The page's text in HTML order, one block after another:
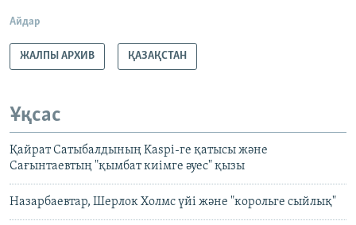
Айдар
ЖАЛПЫ АРХИВ ҚАЗАҚСТАН
Ұқсас
Қайрат Сатыбалдының Kaspi-ге қатысы және
Сағынтаевтың "қымбат киімге әуес" қызы
Назарбаевтар, Шерлок Холмс үйі және "корольге сыйлық"